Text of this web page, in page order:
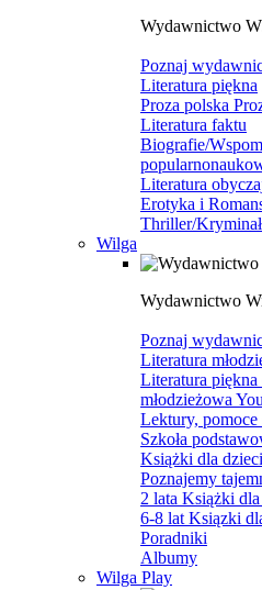
Wydawnictwo
Poznaj
Literatura piękna
Proza polska
Literatura faktu
Biografie/
Literatura
Erotyka i
Thriller/
Wilga
Wydawnictwo
Poznaj
Literatura
Literatura piękna
młodzieżowa
Lektury, pomoce
Szkoła
Książki dla dzieci
Poznajemy
2 lata Książki
6-8 lat Ksiązki
Poradniki
Albumy
Wilga Play